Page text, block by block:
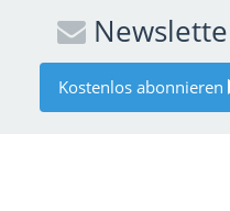
Kostenlos abonnieren